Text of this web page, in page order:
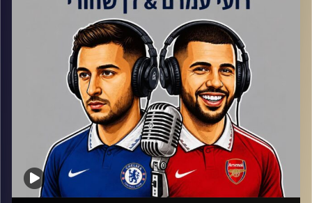
קרדיט תמונות:Gemini